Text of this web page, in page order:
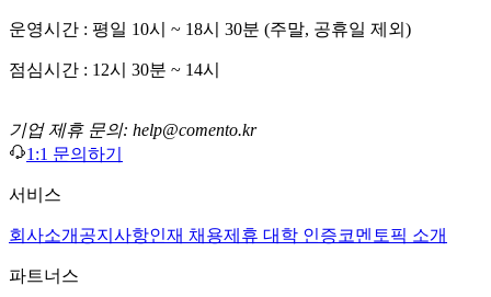
운영시간 : 평일 10시 ~ 18시 30분 (주말, 공휴일 제외)
점심시간 : 12시 30분 ~ 14시
기업 제휴 문의: help@comento.kr
1:1 문의하기
서비스
회사소개 공지사항인재 채용제휴 대학 인증코멘토픽 소개
파트너스